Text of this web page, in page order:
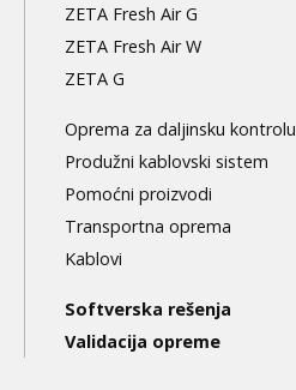
ZETA Fresh Air G
ZETA Fresh Air W
ZETA G
Oprema za daljinsku kontrolu
Produžni kablovski sistem
Pomoćni proizvodi
Transportna oprema
Kablovi
Softverska rešenja
Validacija opreme